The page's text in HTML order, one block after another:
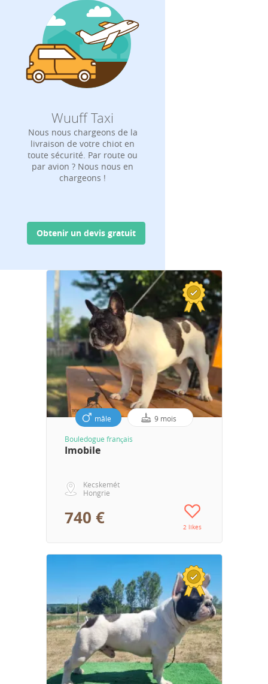
Wuuff Taxi
Nous nous chargeons de la
livraison de votre chiot en
toute sécurité. Par route ou
par avion ? Nous nous en
chargeons !
Obtenir un devis gratuit
mâle 9 mois
Bouledogue français
Imobile
Kecskemét
Hongrie
740 € 2 likes